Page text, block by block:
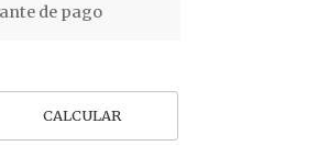
de pago
CALCULAR